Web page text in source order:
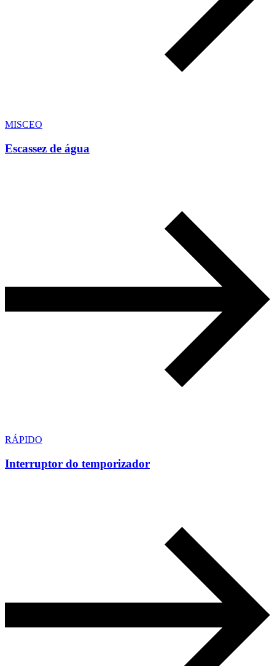
MISCEO
Escassez de água
RÁPIDO
Interruptor do temporizador